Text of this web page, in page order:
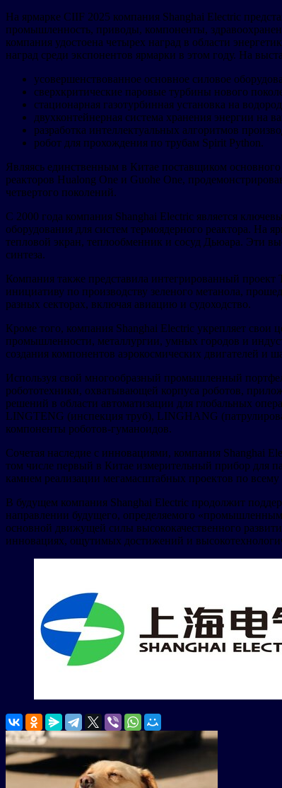
На ярмарке CIIF 2025 компания Shanghai Electric
промышленность, приводы, компоненты,
компания удостоена четырех наград в области
наград среди экспонентов ярмарки в этом году. На
усовершенствованное основное силовое
сверхкритические паровые турбины нового
стационарная газотурбинная установка на
двухконтейнерная система хранения энергии
разработка интеллектуальных алгоритмов
робот для прохождения по трубам Spirit Python.
Являясь единственным в Китае поставщиком
реакторов Hualong One и Guohe One,
четвертого поколений.
С 2000 года компания Shanghai Electric является
оборудования для систем термоядерного реактора.
тепловой экран, теплообменник и сосуд Дьюара. Эти
синтеза.
Компания также представила интегрированный
инициативу по производству зеленого метанола,
разных секторах, включая авиацию и судоходство.
Кроме того, компания Shanghai Electric укрепляет свои
промышленности, металлургии, умных городов и
создания компонентов аэрокосмических двигателей и
Используя свой многообразный промышленный
робототехники, охватывающей корпуса роботов,
решений в области автоматизации для глобальных
LINGTENG (инспекция труб), LINGHANG
компоненты роботов-гуманоидов.
Сочетая наследие с инновациями, компания Shanghai
том числе первый в Китае измерительный прибор для
камнем реализации мегамасштабных проектов по всему
В будущем компания Shanghai Electric продолжит
направлении будущего, определяемого
основной движущей силы высококачественного
инновациях, ощутимых достижений и